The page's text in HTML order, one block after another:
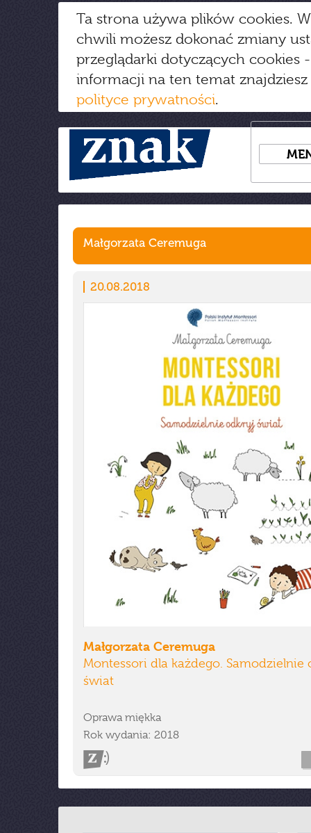
Ta strona używa plików cookies.
chwili możesz dokonać zmiany
przeglądarki dotyczących cookies
informacji na ten temat
polityce prywatności.
Małgorzata Ceremuga
20.08.2018
Małgorzata Ceremuga
Montessori dla każdego. Samodzielnie
świat
Oprawa miękka
Rok wydania: 2018